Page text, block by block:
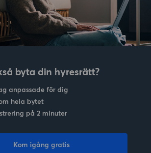
byta din hyresrätt?
anpassade för dig
hela bytet
på 2 minuter
Kom igång gratis